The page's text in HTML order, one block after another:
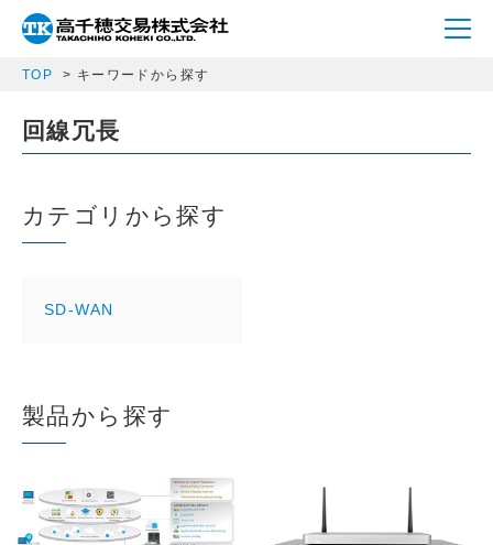
TOP キーワードから探す
回線冗長
カテゴリから探す
SD-WAN
製品から探す